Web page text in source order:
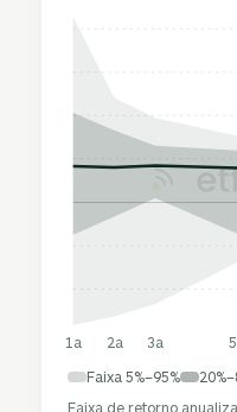
1a 2a 3a
Faixa 5%–95%
Faixa de retorno